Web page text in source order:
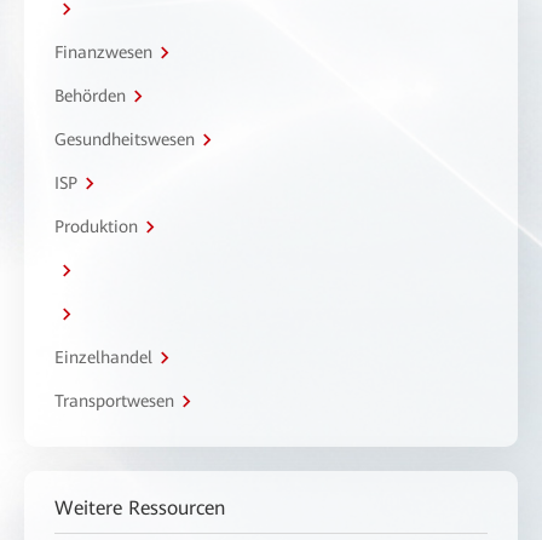
Finanzwesen
Behörden
Gesundheitswesen
ISP
Produktion
Einzelhandel
Transportwesen
Weitere Ressourcen